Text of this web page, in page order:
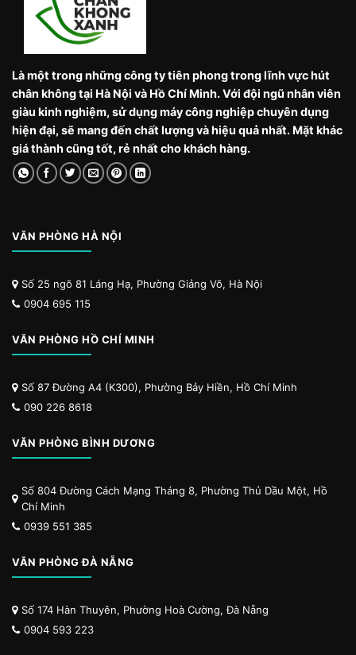
Là một trong những công ty tiên phong trong lĩnh vực hút
chân không tại Hà Nội và Hồ Chí Minh. Với đội ngũ nhân viên
giàu kinh nghiệm, sử dụng máy công nghiệp chuyên dụng
hiện đại, sẽ mang đến chất lượng và hiệu quả nhất. Mặt khác
giá thành cũng tốt, rẻ nhất cho khách hàng.
VĂN PHÒNG HÀ NỘI
Số 25 ngõ 81 Láng Hạ, Phường Giảng Võ, Hà Nội
0904 695 115
VĂN PHÒNG HỒ CHÍ MINH
Số 87 Đường A4 (K300), Phường Bảy Hiền, Hồ Chí Minh
090 226 8618
VĂN PHÒNG BÌNH DƯƠNG
Số 804 Đường Cách Mạng Tháng 8, Phường Thủ Dầu Một, Hồ
Chí Minh
0939 551 385
VĂN PHÒNG ĐÀ NẴNG
Số 174 Hàn Thuyên, Phường Hoà Cường, Đà Nẵng
0904 593 223